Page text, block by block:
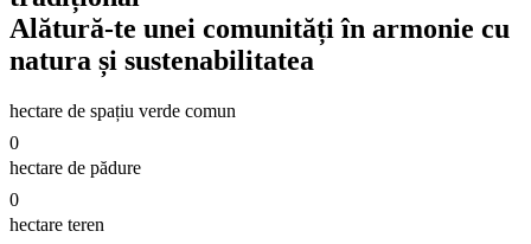
Alătură-te unei comunități în armonie cu
natura și sustenabilitatea
hectare de spațiu verde comun
0
hectare de pădure
0
hectare teren